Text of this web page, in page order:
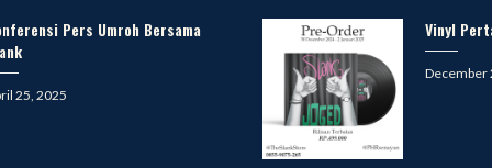
Pers Umroh Bersama
25, 2025
Vinyl
Posted
December